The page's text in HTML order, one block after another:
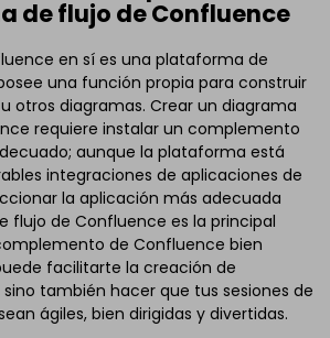
de flujo de Confluence
en sí es una plataforma de
una función propia para construir
otros diagramas. Crear un diagrama
requiere instalar un complemento
aunque la plataforma está
integraciones de aplicaciones de
la aplicación más adecuada
flujo de Confluence es la principal
de Confluence bien
facilitarte la creación de
también hacer que tus sesiones de
ágiles, bien dirigidas y divertidas.